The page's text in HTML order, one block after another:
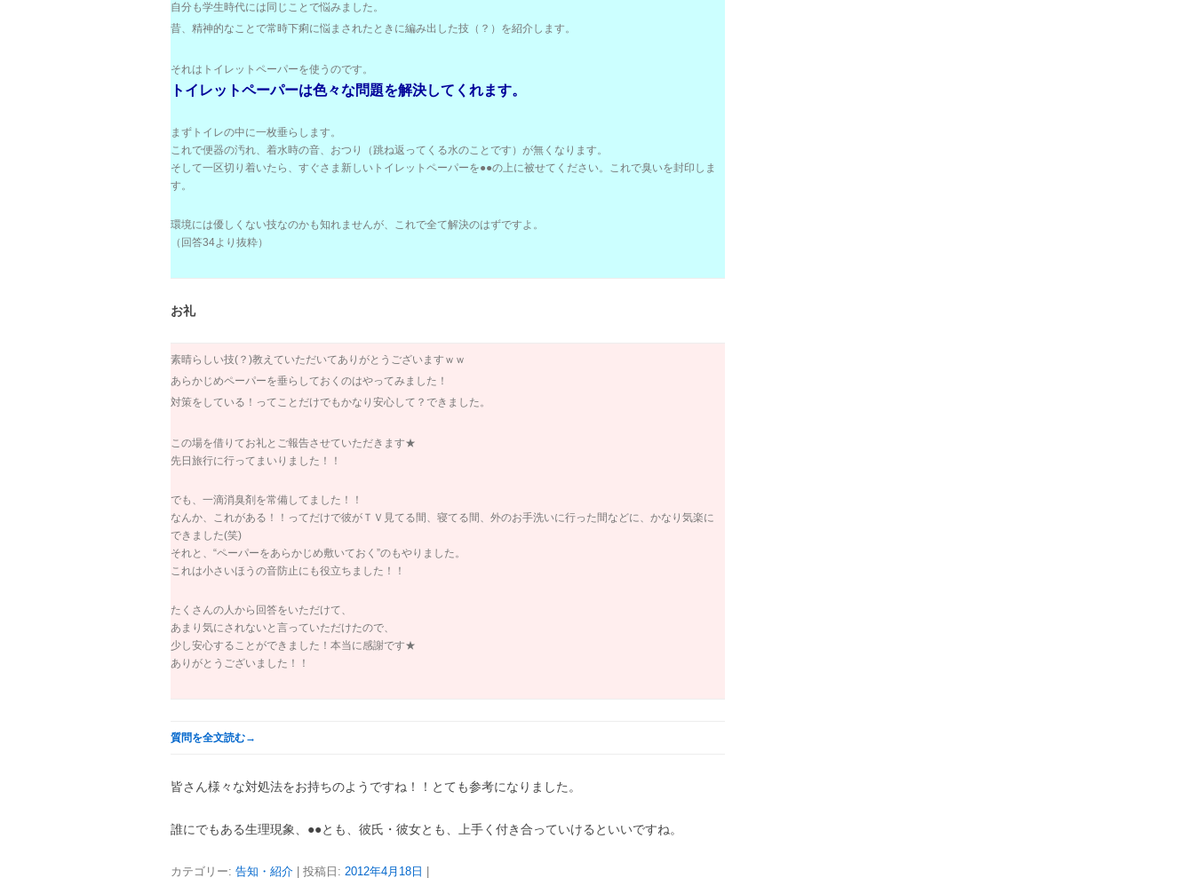
自分も学生時代には同じことで悩みました。
昔、精神的なことで常時下痢に悩まされたときに編み出した技（？）を紹介します。
それはトイレットペーパーを使うのです。
トイレットペーパーは色々な問題を解決してくれます。
まずトイレの中に一枚垂らします。
これで便器の汚れ、着水時の音、おつり（跳ね返ってくる水のことです）が無くなります。
そして一区切り着いたら、すぐさま新しいトイレットペーパーを●●の上に被せてください。これで臭いを封印しま
す。
環境には優しくない技なのかも知れませんが、これで全て解決のはずですよ。
（回答34より抜粋）
お礼
素晴らしい技(？)教えていただいてありがとうございますｗｗ
あらかじめペーパーを垂らしておくのはやってみました！
対策をしている！ってことだけでもかなり安心して？できました。
この場を借りてお礼とご報告させていただきます★
先日旅行に行ってまいりました！！
でも、一滴消臭剤を常備してました！！
なんか、これがある！！ってだけで彼がＴＶ見てる間、寝てる間、外のお手洗いに行った間などに、かなり気楽に
できました(笑)
それと、“ペーパーをあらかじめ敷いておく”のもやりました。
これは小さいほうの音防止にも役立ちました！！
たくさんの人から回答をいただけて、
あまり気にされないと言っていただけたので、
少し安心することができました！本当に感謝です★
ありがとうございました！！
質問を全文読む→
皆さん様々な対処法をお持ちのようですね！！とても参考になりました。
誰にでもある生理現象、●●とも、彼氏・彼女とも、上手く付き合っていけるといいですね。
カテゴリー: 告知・紹介 | 投稿日: 2012年4月18日